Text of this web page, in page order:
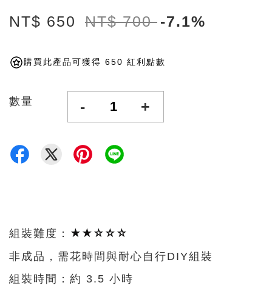
NT$ 650 NT$ 700 -7.1%
購買此產品可獲得 650 紅利點數
數量 - +
組裝難度： ★★☆☆☆
非成品，需花時間與耐心自行DIY組裝
組裝時間：約 3.5 小時